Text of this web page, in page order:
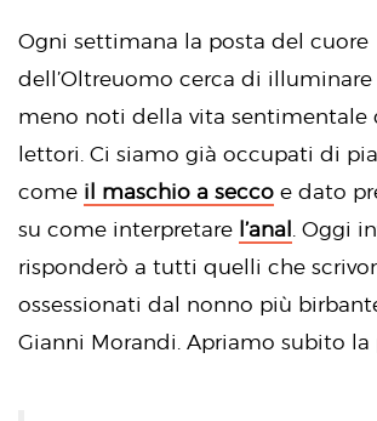
Ogni settimana la posta del cuore
dell’Oltreuomo cerca di
meno noti della vita sentimentale
lettori. Ci siamo già occupati di
come il maschio a secco e dato
su come interpretare l’anal . Oggi
risponderò a tutti quelli che
ossessionati dal nonno più
Gianni Morandi. Apriamo subito